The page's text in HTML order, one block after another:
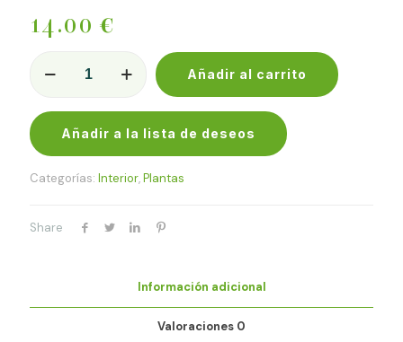
14.00 €
Mattis
Añadir al carrito
Añadir a la lista de deseos
Categorías: Interior,Plantas
Share
Información adicional
Valoraciones 0